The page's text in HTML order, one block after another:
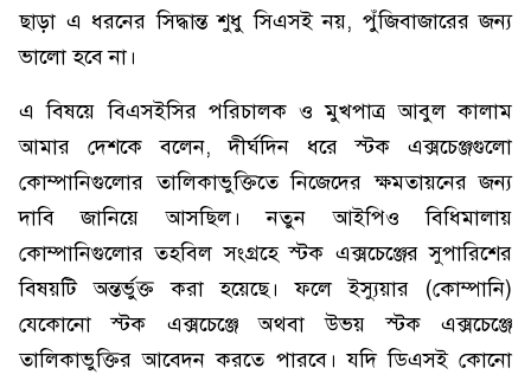
ছাড়া এ ধরনের সিদ্ধান্ত শুধু সিএসই নয়, পুঁজিবাজারের জন্য
ভালো হবে না।
এ বিষয়ে বিএসইসির পরিচালক ও মুখপাত্র আবুল কালাম
আমার দেশকে বলেন, দীর্ঘদিন ধরে স্টক এক্সচেঞ্জগুলো
কোম্পানিগুলোর তালিকাভুক্তিতে নিজেদের ক্ষমতায়নের জন্য
দাবি জানিয়ে আসছিল। নতুন আইপিও বিধিমালায়
কোম্পানিগুলোর তহবিল সংগ্রহে স্টক এক্সচেঞ্জের সুপারিশের
বিষয়টি অন্তর্ভুক্ত করা হয়েছে। ফলে ইস্যুয়ার (কোম্পানি)
যেকোনো স্টক এক্সচেঞ্জে অথবা উভয় স্টক এক্সচেঞ্জে
তালিকাভুক্তির আবেদন করতে পারবে। যদি ডিএসই কোনো